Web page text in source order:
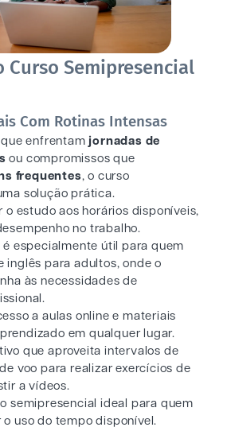
Curso Semipresencial
Com Rotinas Intensas
enfrentam jornadas de
ou compromissos que
frequentes, o curso
solução prática.
o estudo aos horários disponíveis,
no trabalho.
é especialmente útil para quem
inglês para adultos, onde o
às necessidades de
a aulas online e materiais
em qualquer lugar.
que aproveita intervalos de
voo para realizar exercícios de
a vídeos.
semipresencial ideal para quem
uso do tempo disponível.